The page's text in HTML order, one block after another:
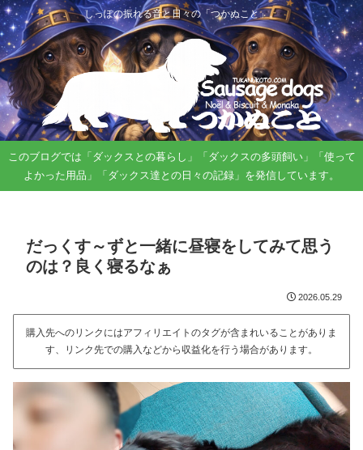
しっぽの振れる音と日々の「つかぬこと」。
このブログでは「ダックスとの暮らし」「ダックスの多頭飼い」「使って
よかった用品」「ダックス達との日々の記録」を発信しています。
だっくす～ずと一緒に昼寝をしてみて思う
のは？良く寝るなぁ
2026.05.29
購入先へのリンクにはアフィリエイトのタグが含まれいることがありま
す、リンク先での購入などから収益化を行う場合があります。